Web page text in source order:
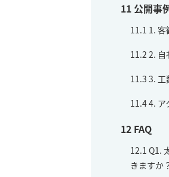
11 公開事
11.1 1. 客
11.2 2. 自
11.3 3. 工
11.44. ア
12 FAQ
12.1 Q1.
きますか